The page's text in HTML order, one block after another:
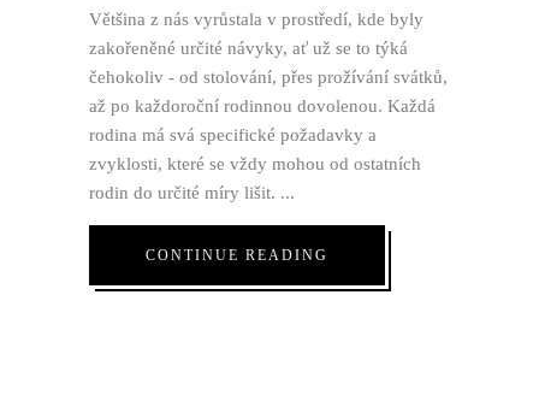
Většina z nás vyrůstala v prostředí, kde byly
zakořeněné určité návyky, ať už se to týká
čehokoliv - od stolování, přes prožívání svátků,
až po každoroční rodinnou dovolenou. Každá
rodina má svá specifické požadavky a
zvyklosti, které se vždy mohou od ostatních
rodin do určité míry lišit.
CONTINUE READING